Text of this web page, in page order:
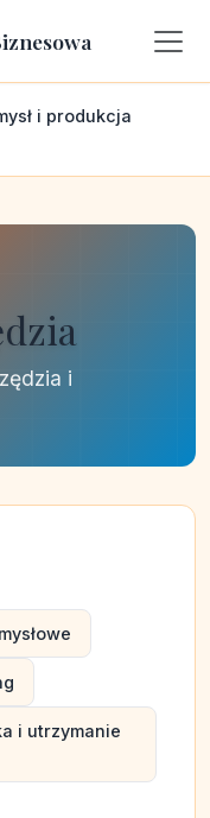
i produkcja
i
i utrzymanie